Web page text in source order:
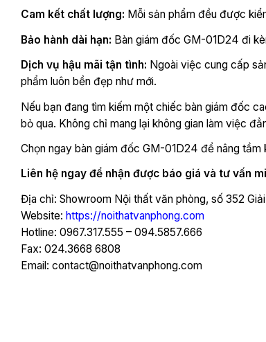
Cam kết chất lượng: Mỗi sản phẩm đều được
Bảo hành dài hạn: Bàn giám đốc GM-01D24 đi
Dịch vụ hậu mãi tận tình: Ngoài việc cung cấp
phẩm luôn bền đẹp như mới.
Nếu bạn đang tìm kiếm một chiếc bàn giám đốc
bỏ qua. Không chỉ mang lại không gian làm việc
Chọn ngay bàn giám đốc GM-01D24 để nâng
Liên hệ ngay để nhận được báo giá và tư vấn
Địa chỉ: Showroom Nội thất văn phòng, số 352
Website: https://noithatvanphong.com
Hotline: 0967.317.555 – 094.5857.666
Fax: 024.3668 6808
Email: contact@noithatvanphong.com